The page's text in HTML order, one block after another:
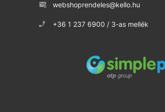
webshoprendeles@kello.hu
+36 1 237 6900 / 3-as mellék